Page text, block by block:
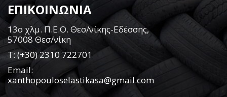
ΕΠΙΚΟΙΝΩΝΙΑ
13ο χλμ. Π.Ε.Ο. Θεσ/νίκης-Εδέσσης,
57008 Θεσ/νίκη
Τ:(+30) 2310 722701
Email:
xanthopouloselastikasa@gmail.com